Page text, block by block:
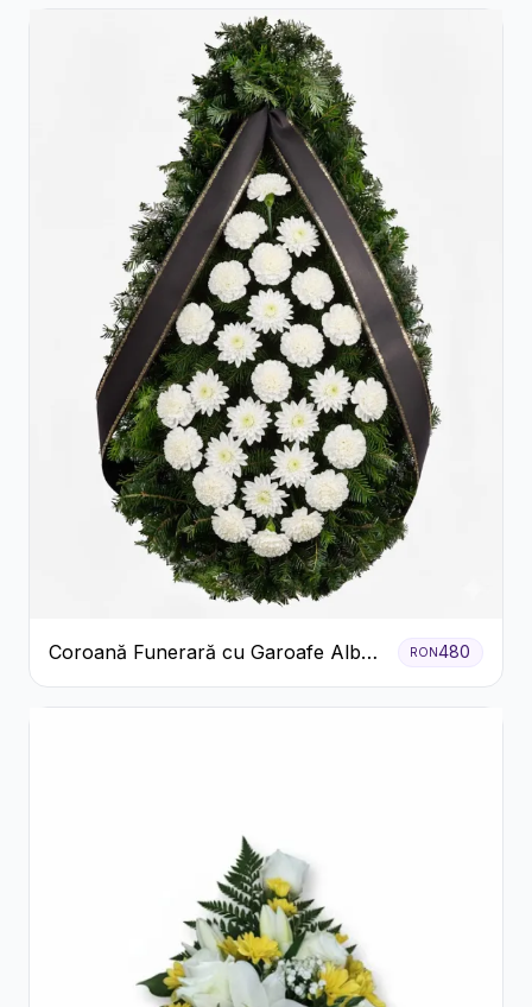
Coroană Funerară cu Garoafe Albe
și Crizanteme
RON480